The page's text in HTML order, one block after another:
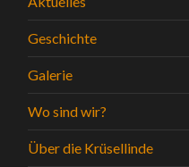
Geschichte
Galerie
Wo sind wir?
Über die Krüsellinde